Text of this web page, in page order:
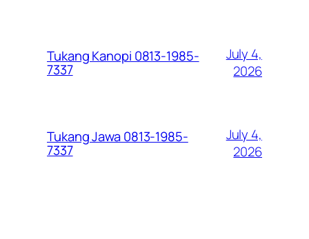
Tukang Kanopi 0813-1985-
7337
July 4,
2026
Tukang Jawa 0813-1985-
7337
July 4,
2026